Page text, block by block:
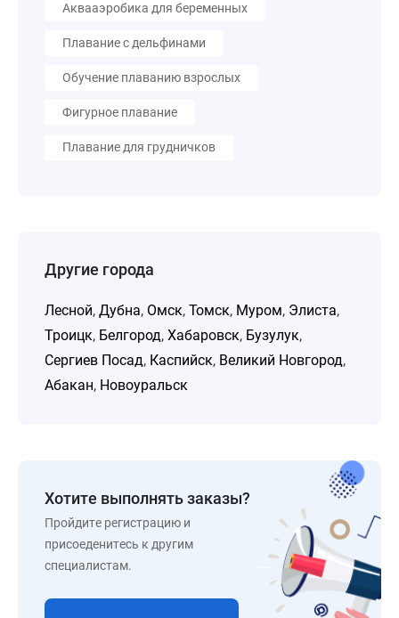
Аквааэробика для беременных
Плавание с дельфинами
Обучение плаванию взрослых
Фигурное плавание
Плавание для грудничков
Другие города
Лесной, Дубна, Омск, Томск, Муром, Элиста,
Троицк, Белгород, Хабаровск, Бузулук,
Сергиев Посад, Каспийск, Великий Новгород,
Абакан, Новоуральск
Хотите выполнять заказы?
Пройдите регистрацию и
присоеденитесь к другим
специалистам.